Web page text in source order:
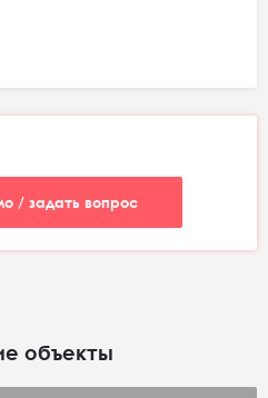
/ задать вопрос
объекты